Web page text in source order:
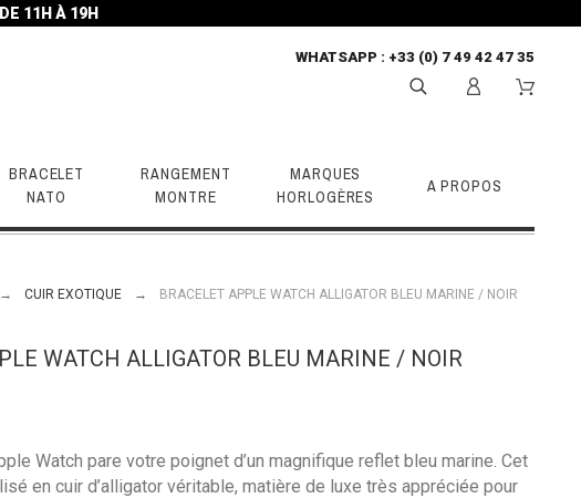
11H À 19H
WHATSAPP : +33 (0) 7 49 42 47 35
BRACELET
NATO
RANGEMENT
MONTRE
MARQUES
HORLOGÈRES
A PROPOS
CUIR EXOTIQUE BRACELET APPLE WATCH ALLIGATOR BLEU MARINE / NOIR
WATCH ALLIGATOR BLEU MARINE / NOIR
Watch pare votre poignet d’un magnifique reflet bleu marine. Cet
en cuir d’alligator véritable, matière de luxe très appréciée pour